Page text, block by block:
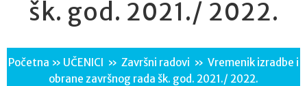
šk. god. 2021./ 2022.
Početna » UČENICI » Završni radovi » Vremenik izradbe i
obrane završnog rada šk. god. 2021./ 2022.